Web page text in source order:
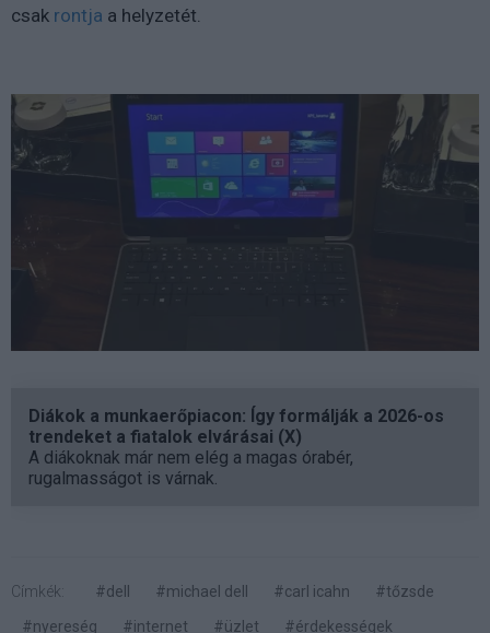
csak rontja a helyzetét.
Diákok a munkaerőpiacon: Így formálják a 2026-os
trendeket a fiatalok elvárásai (X)
A diákoknak már nem elég a magas órabér,
rugalmasságot is várnak.
Címkék: #dell #michael dell #carl icahn
#tőzsde
#nyereség
#internet #üzlet
#érdekességek